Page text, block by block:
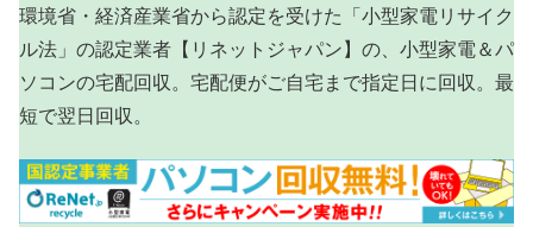
環境省・経済産業省から認定を受けた「小型家電リサイク
ル法」の認定業者【リネットジャパン】の、小型家電＆パ
ソコンの宅配回収。宅配便がご自宅まで指定日に回収。最
短で翌日回収。